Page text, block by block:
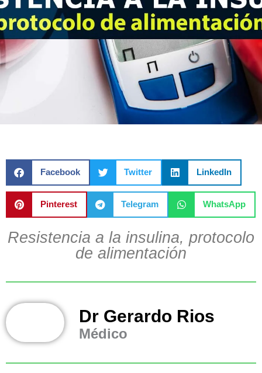
Facebook Twitter LinkedIn
Pinterest Telegram WhatsApp
Resistencia a la insulina, protocolo
de alimentación
Dr Gerardo Rios
Médico